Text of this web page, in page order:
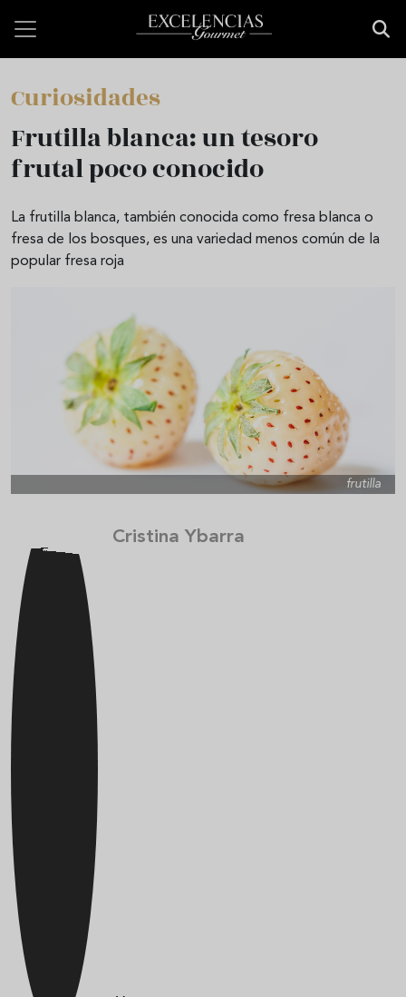
Curiosidades
Frutilla blanca: un tesoro
frutal poco conocido
La frutilla blanca, también conocida como fresa blanca o
fresa de los bosques, es una variedad menos común de la
popular fresa roja
frutilla
Cristina Ybarra